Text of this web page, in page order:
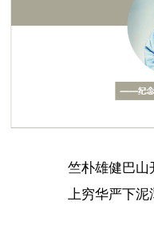
竺朴雄健巴山
上穷华严下泥